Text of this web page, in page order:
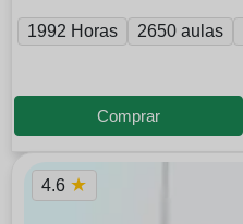
1992 Horas 2650 aulas
Comprar
4.6 ★